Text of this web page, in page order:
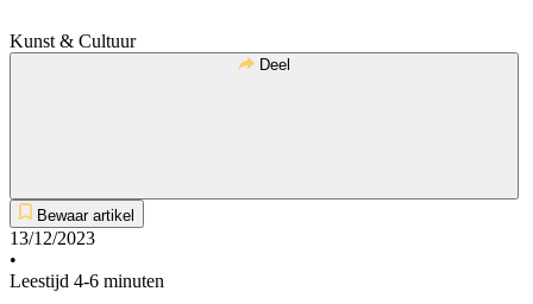
Kunst & Cultuur
Deel
Bewaar artikel
13/12/2023
•
Leestijd 4-6 minuten